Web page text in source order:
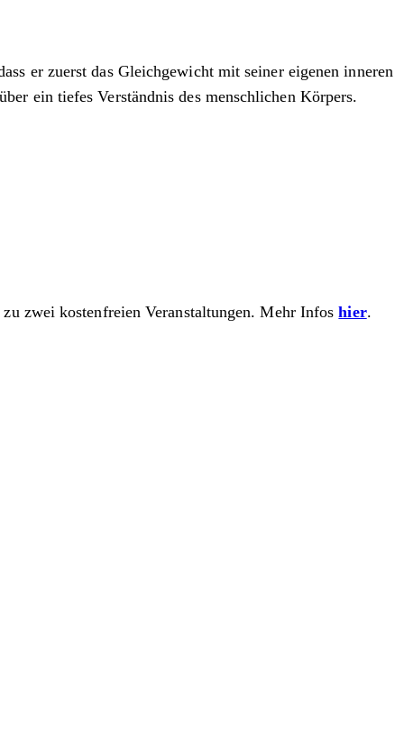
er zuerst das Gleichgewicht mit seiner eigenen inneren
ein tiefes Verständnis des menschlichen Körpers.
zwei kostenfreien Veranstaltungen. Mehr Infoshier.